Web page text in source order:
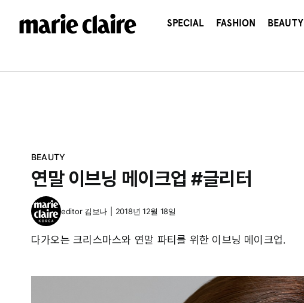
건
SPECIAL FASHION BEAUTY
BEAUTY
연말 이브닝 메이크업 #글리터
editor 김보나 2018년 12월 18일
다가오는 크리스마스와 연말 파티를 위한 이브닝 메이크업.